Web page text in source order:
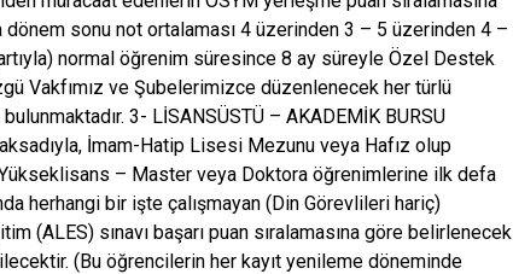
sonu not ortalaması 4 üzerinden 3 – 5 üzerinden 4 –
normal öğrenim süresince 8 ay süreyle Özel Destek
Vakfımız ve Şubelerimizce düzenlenecek her türlü
3- LİSANSÜSTÜ – AKADEMİK BURSU
İmam-Hatip Lisesi Mezunu veya Hafız olup
– Master veya Doktora öğrenimlerine ilk defa
herhangi bir işte çalışmayan (Din Görevlileri hariç)
(ALES) sınavı başarı puan sıralamasına göre belirlenecek
(Bu öğrencilerin her kayıt yenileme döneminde